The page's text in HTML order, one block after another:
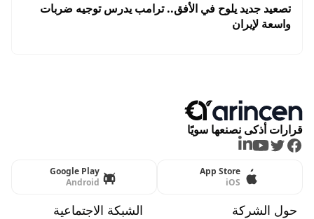
تصعيد جديد يلوح في الأفق.. ترامب يدرس توجيه ضربات
واسعة لإيران
قرارات أذكى نصنعها سويًا
Facebook
Twitter
Youtube
LinkedIn
App Store
iOS
Google Play
Android
حول الشركة الشبكة الاجتماعية